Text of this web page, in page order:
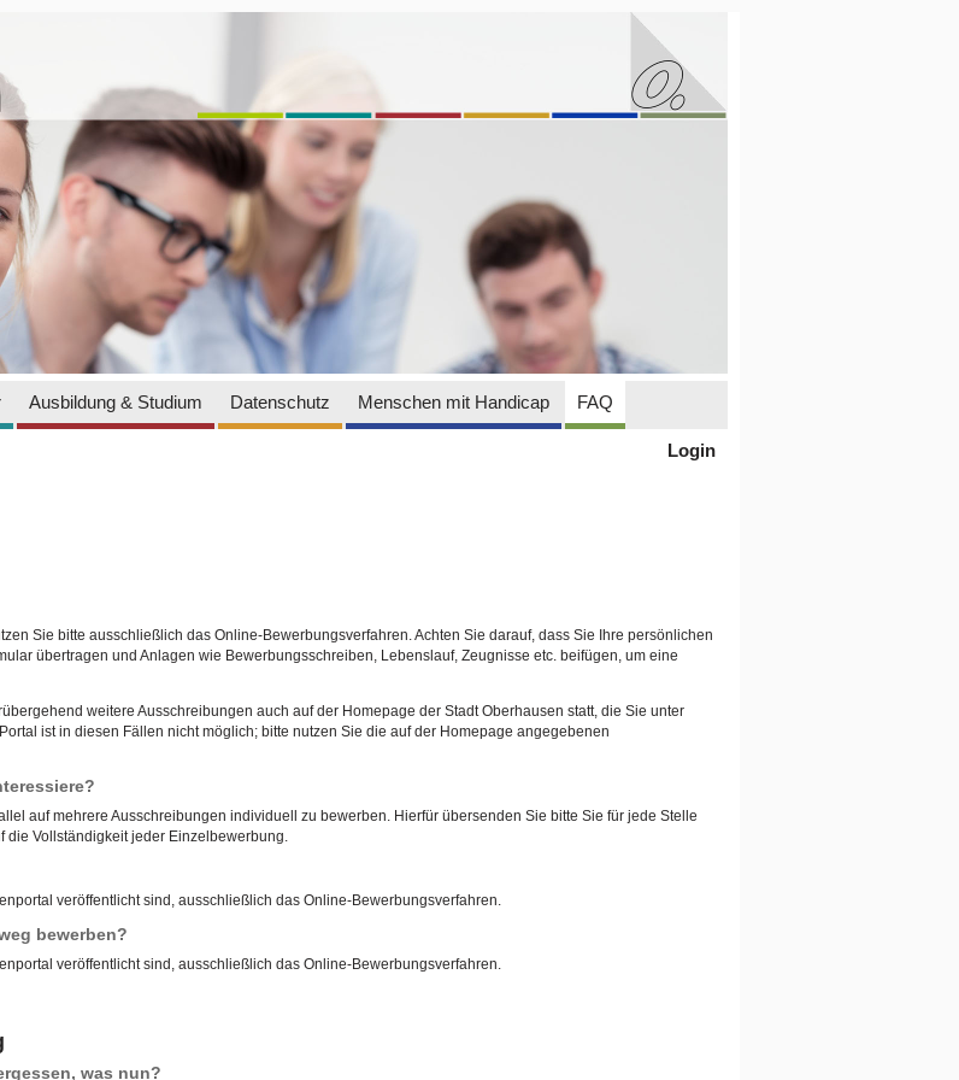
Ausbildung & Studium Datenschutz Menschen mit Handicap FAQ
Login
Sie bitte ausschließlich das Online-Bewerbungsverfahren. Achten Sie darauf, dass Sie Ihre persönlichen
übertragen und Anlagen wie Bewerbungsschreiben, Lebenslauf, Zeugnisse etc. beifügen, um eine
weitere Ausschreibungen auch auf der Homepage der Stadt Oberhausen statt, die Sie unter
ist in diesen Fällen nicht möglich; bitte nutzen Sie die auf der Homepage angegebenen
auf mehrere Ausschreibungen individuell zu bewerben. Hierfür übersenden Sie bitte Sie für jede Stelle
die Vollständigkeit jeder Einzelbewerbung.
veröffentlicht sind, ausschließlich das Online-Bewerbungsverfahren.
bewerben?
veröffentlicht sind, ausschließlich das Online-Bewerbungsverfahren.
was nun?